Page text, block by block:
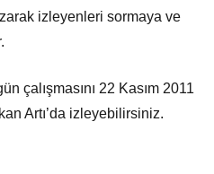
izleyenleri sormaya ve
çalışmasını 22 Kasım 2011
Artı’da izleyebilirsiniz.